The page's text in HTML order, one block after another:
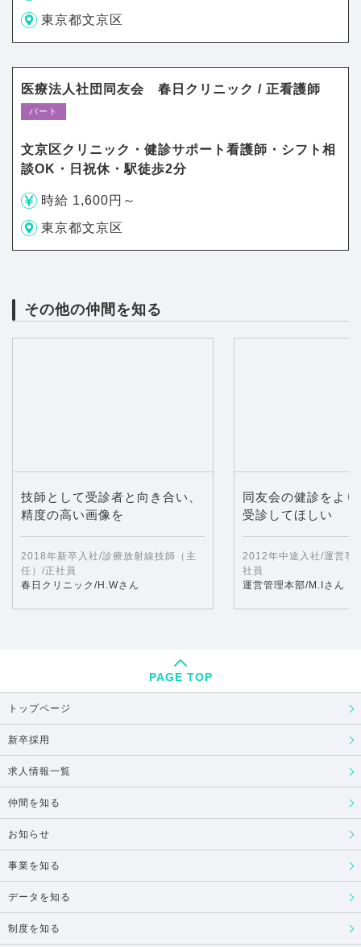
東京都文京区
医療法人社団同友会 春日クリニック / 正看護師
パート
文京区クリニック・健診サポート看護師・シフト相
談OK・日祝休・駅徒歩2分
時給 1,600円～
東京都文京区
その他の仲間を知る
技師として受診者と向き合い、
精度の高い画像を
2018年新卒入社/診療放射線技師（主
任）/正社員
春日クリニック/H.Wさん
同友会の健診をよ
受診してほしい
2012年中途入社/運営事
社員
運営管理本部/M.Iさん
PAGE TOP
トップページ
新卒採用
求人情報一覧
仲間を知る
お知らせ
事業を知る
データを知る
制度を知る